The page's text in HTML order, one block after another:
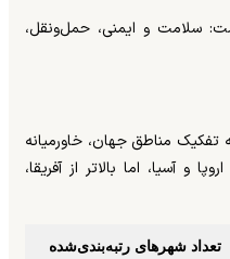
سلامت و ایمنی، حمل‌ونقل،
تفکیک مناطق جهان، خاورمیانه
و آسیا، اما بالاتر از آفریقا،
تعداد شهرهای رتبه‌بندی‌شده